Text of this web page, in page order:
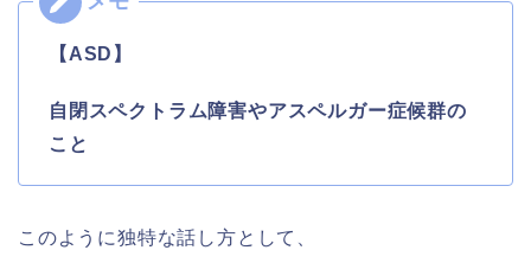
【ASD】
自閉スペクトラム障害やアスペルガー症候群の
こと
このように独特な話し方として、